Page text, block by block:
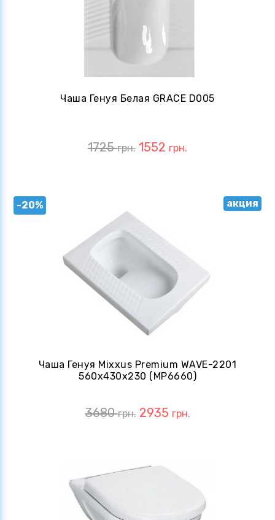
Чаша Генуя Белая GRACE D005
1725грн. 1552 грн.
-20% акция
Чаша Генуя Mixxus Premium WAVE-2201
560x430x230 (MP6660)
3680грн. 2935 грн.